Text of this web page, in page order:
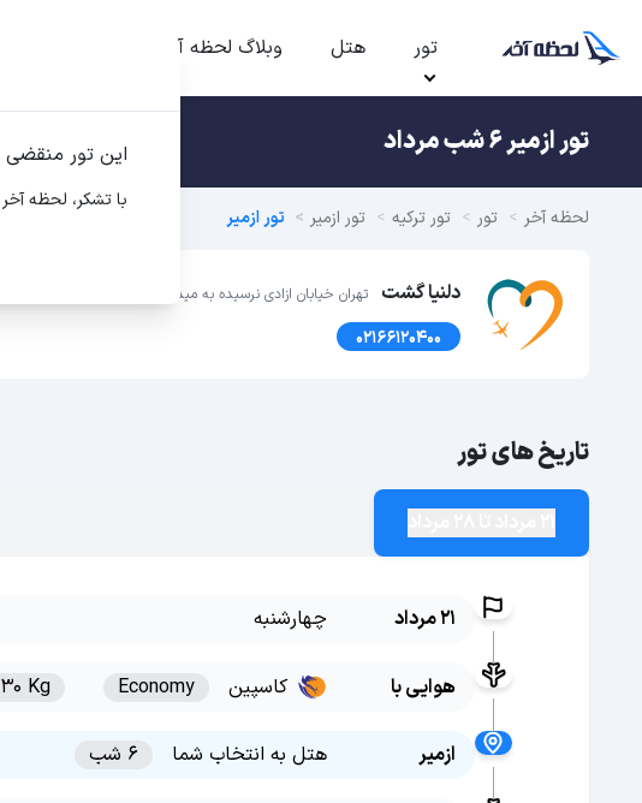
تور هتل وبلاگ لحظه آخر
تور ازمیر 6 شب مرداد
لحظه آخر تور تور ترکیه تور ازمیر تور ازمیر
دلنیا گشت تهران خیابان ازادی نرسیده به میدان انقلاب خ نوفلاح پ 62 ط 3واحد6
02166120400
تاریخ های تور
21 مرداد چهارشنبه
هوایی با کاسپین Economy
30 Kg
ازمیر هتل به انتخاب شما 6 شب
این تور منقضی
با تشکر، لحظه آخر